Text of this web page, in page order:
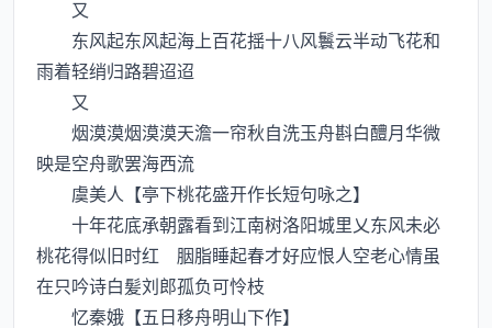
又
东风起东风起海上百花揺十八风鬟云半动飞花和
雨着轻绡归路碧迢迢
又
烟漠漠烟漠漠天澹一帘秋自洗玉舟斟白醴月华微
映是空舟歌罢海西流
虞美人【亭下桃花盛开作长短句咏之】
十年花底承朝露看到江南树洛阳城里乂东风未必
桃花得似旧时红 胭脂睡起春才好应恨人空老心情虽
在只吟诗白髪刘郎孤负可怜枝
忆秦娥【五日移舟明山下作】